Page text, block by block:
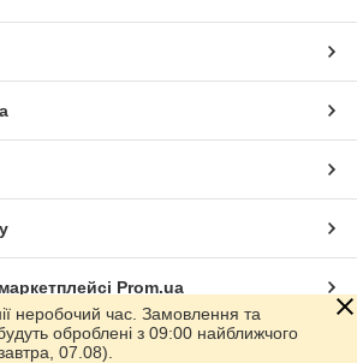
Prom.ua
неробочий час. Замовлення та
оброблені з 09:00 найближчого
07.08).